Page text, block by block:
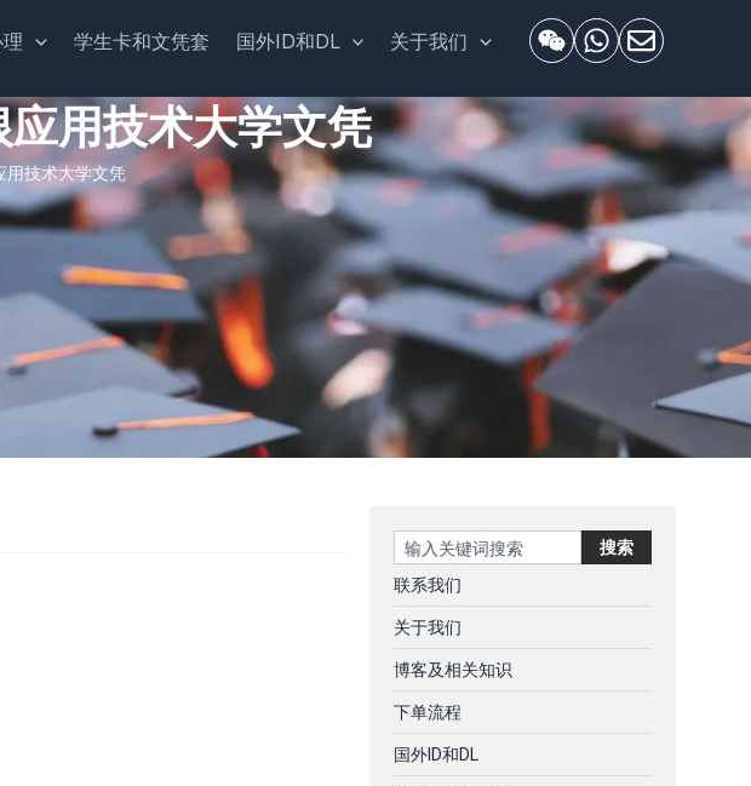
学生卡和文凭套 国外ID和DL 关于我们
用技术大学文凭
用技术大学文凭
Search 搜索
联系我们
关于我们
博客及相关知识
下单流程
国外ID和DL